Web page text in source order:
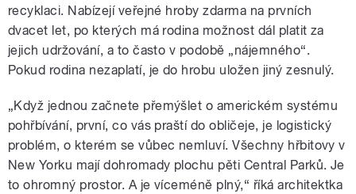
recyklaci. Nabízejí veřejné hroby zdarma na prvních
dvacet let, po kterých má rodina možnost dál platit za
jejich udržování, a to často v podobě „nájemného“.
Pokud rodina nezaplatí, je do hrobu uložen jiný zesnulý.
„Když jednou začnete přemýšlet o americkém systému
pohřbívání, první, co vás praští do obličeje, je logistický
problém, o kterém se vůbec nemluví. Všechny hřbitovy v
New Yorku mají dohromady plochu pěti Central Parků. Je
to ohromný prostor. A je víceméně plný,“ říká architektka